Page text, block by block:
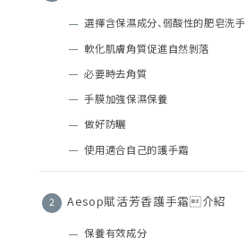
選擇含保濕成分、弱酸性的肥皂洗手
軟化肌膚角質促進自然剝落
必要時去角質
手膜加強保濕保養
做好防曬
使用適合自己的護手霜
Aesop賦活芳香護手霜介紹
保養有效成分